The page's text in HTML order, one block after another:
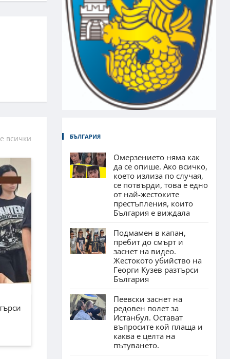
всички БЪЛГАРИЯ
Омерзението няма как
да се опише. Ако всичко,
което излиза по случая,
се потвърди, това е едно
от най-жестоките
престъпления, които
България е виждала
Подмамен в капан,
пребит до смърт и
заснет на видео.
Жестокото убийство на
Георги Кузев разтърси
България
Пеевски заснет на
редовен полет за
Истанбул. Остават
въпросите кой плаща и
каква е целта на
пътуването.